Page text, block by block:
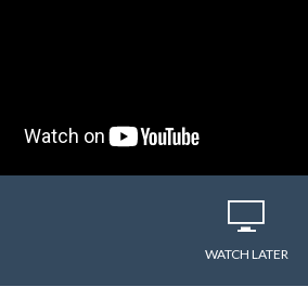
WATCH LATER